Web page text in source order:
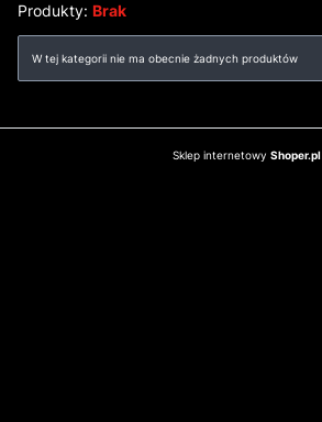
Produkty: Brak
Lista produktów
W tej kategorii nie ma obecnie żadnych produktów
Sklep internetowy Shoper.pl